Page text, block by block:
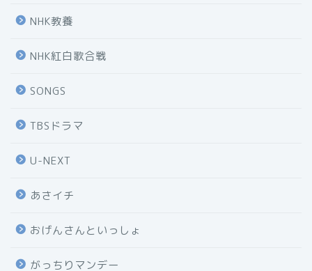
NHK教養
NHK紅白歌合戦
SONGS
TBSドラマ
U-NEXT
あさイチ
おげんさんといっしょ
がっちりマンデー